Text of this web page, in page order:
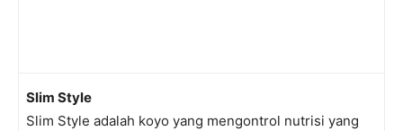
Slim Style
Slim Style adalah koyo yang mengontrol nutrisi yang